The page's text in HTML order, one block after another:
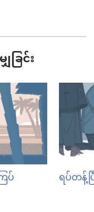
ခြင်း
ပ် ရပ်တန့်